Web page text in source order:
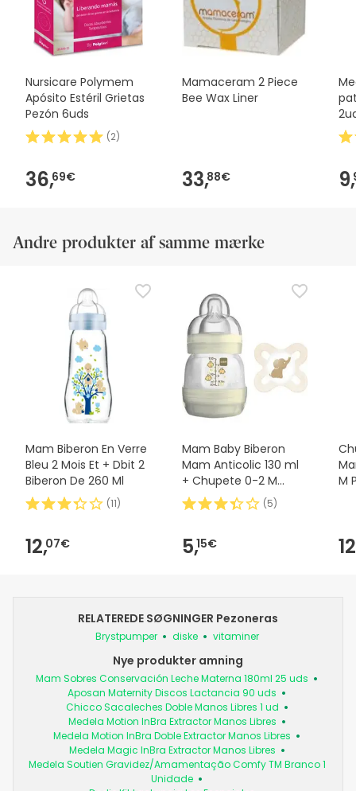
os. Hvis du ønsker det, kan du også returnere det ved at
følge vores
vilkår og betingelser
Nursicare Polymem
Apósito Estéril Grietas
Pezón 6uds
(2)
36,69€
Mamaceram 2 Piece
Bee Wax Liner
33,88€ 9,
Andre produkter af samme mærke
Mam Biberon En Verre
Bleu 2 Mois Et + Dbit 2
Biberon De 260 Ml
(11)
12,07€
Mam Baby Biberon
Mam Anticolic 130 ml
+ Chupete 0-2 M
Silicona
(5)
5,15€
M
RELATEREDE SØGNINGER Pezoneras
Brystpumper diske vitaminer
Nye produkter amning
Mam Sobres Conservación Leche Materna 180ml 25 uds
Aposan Maternity Discos Lactancia 90 uds
Chicco Sacaleches Doble Manos Libres 1 ud
Medela Motion InBra Extractor Manos Libres
Medela Motion InBra Doble Extractor Manos Libres
Medela Magic InBra Extractor Manos Libres
Medela Soutien Gravidez/Amamentação Comfy TM Branco 1
Unidade